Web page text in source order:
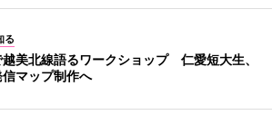
る
美北線語るワークショップ 仁愛短大生、
信マップ制作へ